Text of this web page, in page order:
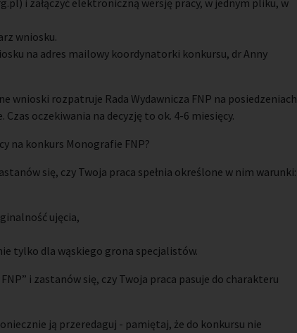
i załączyć elektroniczną wersję pracy, w jednym pliku, w
wniosku.
na adres mailowy koordynatorki konkursu, dr Anny
wnioski rozpatruje Rada Wydawnicza FNP na posiedzeniach
oczekiwania na decyzję to ok. 4-6 miesięcy.
na konkurs Monografie FNP?
się, czy Twoja praca spełnia określone w nim warunki:
ujęcia,
tylko dla wąskiego grona specjalistów.
i zastanów się, czy Twoja praca pasuje do charakteru
ją przeredaguj - pamiętaj, że do konkursu nie